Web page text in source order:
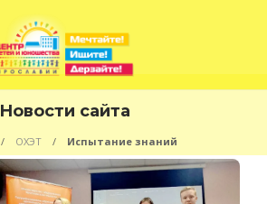
Новости сайта
ОХЭТ Испытание знаний